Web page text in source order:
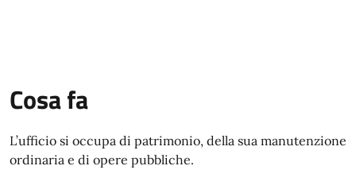
Cosa fa
L’ufficio si occupa di patrimonio, della sua manutenzione
ordinaria e di opere pubbliche.